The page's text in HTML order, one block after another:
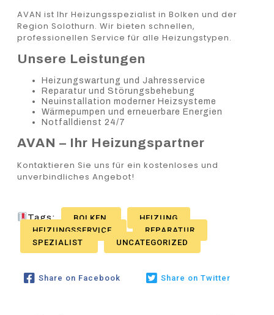
AVAN ist Ihr Heizungsspezialist in Bolken und der
Region Solothurn. Wir bieten schnellen,
professionellen Service für alle Heizungstypen.
Unsere Leistungen
Heizungswartung und Jahresservice
Reparatur und Störungsbehebung
Neuinstallation moderner Heizsysteme
Wärmepumpen und erneuerbare Energien
Notfalldienst 24/7
AVAN – Ihr Heizungspartner
Kontaktieren Sie uns für ein kostenloses und
unverbindliches Angebot!
Tags: BOLKEN
HEIZUNG
HEIZUNGSSERVICE
REPARATUR
SPEZIALIST
UNCATEGORIZED
Share on Facebook Share on Twitter